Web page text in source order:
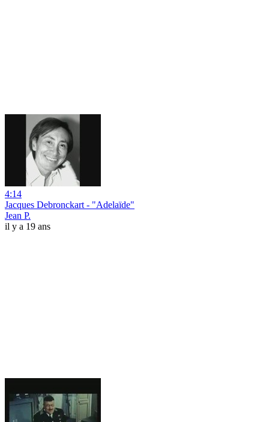
4:14
Jacques Debronckart - "Adelaïde"
Jean P.
il y a 19 ans